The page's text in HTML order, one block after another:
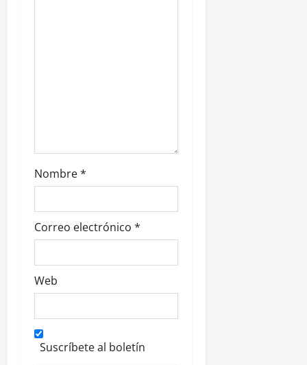
d
a
s
Nombre*
Correo electrónico *
Web
Suscríbete al boletín